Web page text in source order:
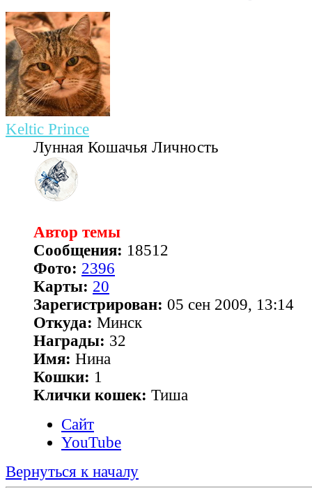
Keltic Prince
Лунная Кошачья Личность
Автор темы
Сообщения: 18512
Фото: 2396
Карты: 20
Зарегистрирован: 05 сен 2009, 13:14
Откуда: Минск
Награды: 32
Имя: Нина
Кошки: 1
Клички кошек: Тиша
Сайт
YouTube
Вернуться к началу